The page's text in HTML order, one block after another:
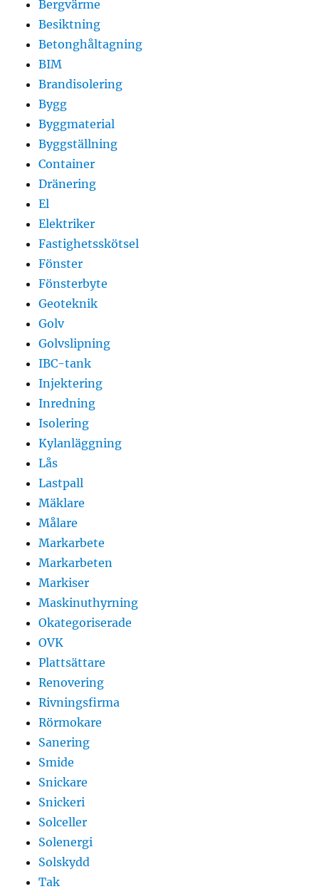
Bergvärme
Besiktning
Betonghåltagning
BIM
Brandisolering
Bygg
Byggmaterial
Byggställning
Container
Dränering
El
Elektriker
Fastighetsskötsel
Fönster
Fönsterbyte
Geoteknik
Golv
Golvslipning
IBC-tank
Injektering
Inredning
Isolering
Kylanläggning
Lås
Lastpall
Mäklare
Målare
Markarbete
Markarbeten
Markiser
Maskinuthyrning
Okategoriserade
OVK
Plattsättare
Renovering
Rivningsfirma
Rörmokare
Sanering
Smide
Snickare
Snickeri
Solceller
Solenergi
Solskydd
Tak